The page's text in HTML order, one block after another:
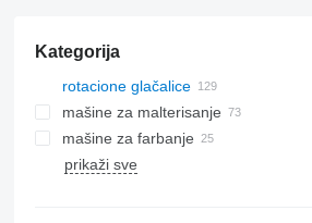
Kategorija
rotacione glačalice
mašine za malterisanje
mašine za farbanje
prikaži sve